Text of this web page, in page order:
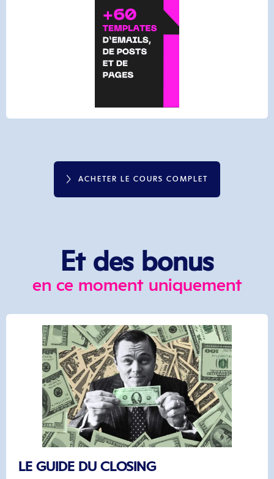
ACHETER LE COURS COMPLET
Et des bonus
en ce moment uniquement
LE GUIDE DU CLOSING